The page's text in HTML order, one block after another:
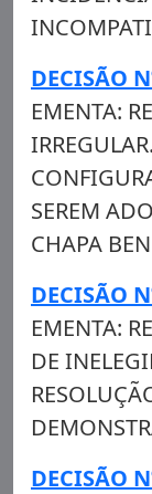
DECISÃO
EMENTA:
SEREM
CHAPA
DECISÃO
EMENTA:
DE
DECISÃO